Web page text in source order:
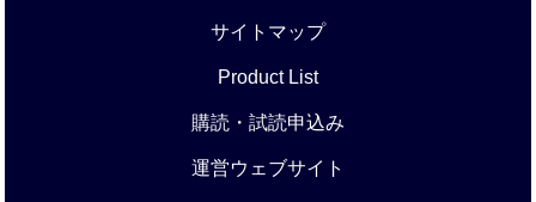
サイトマップ
Product List
購読・試読申込み
運営ウェブサイト